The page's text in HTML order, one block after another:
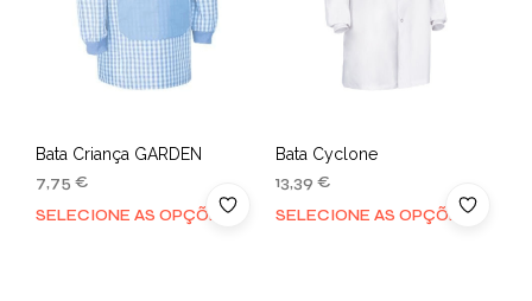
Bata Criança GARDEN
7,75 €
SELECIONE AS OPÇÕES
Bata Cyclone
13,39 €
SELECIONE AS OPÇÕES